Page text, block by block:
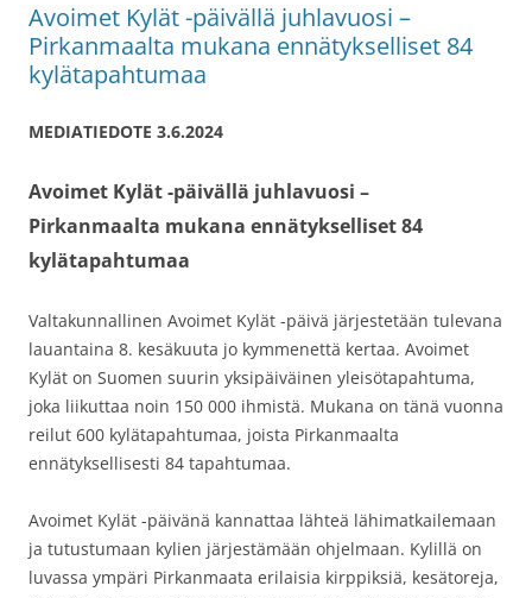
Avoimet Kylät -päivällä juhlavuosi –
Pirkanmaalta mukana ennätykselliset 84
kylätapahtumaa
MEDIATIEDOTE 3.6.2024
Avoimet Kylät -päivällä juhlavuosi –
Pirkanmaalta mukana ennätykselliset 84
kylätapahtumaa
Valtakunnallinen Avoimet Kylät -päivä järjestetään tulevana
lauantaina 8. kesäkuuta jo kymmenettä kertaa. Avoimet
Kylät on Suomen suurin yksipäiväinen yleisötapahtuma,
joka liikuttaa noin 150 000 ihmistä. Mukana on tänä vuonna
reilut 600 kylätapahtumaa, joista Pirkanmaalta
ennätyksellisesti 84 tapahtumaa.
Avoimet Kylät -päivänä kannattaa lähteä lähimatkailemaan
ja tutustumaan kylien järjestämään ohjelmaan. Kylillä on
luvassa ympäri Pirkanmaata erilaisia kirppiksiä, kesätoreja,